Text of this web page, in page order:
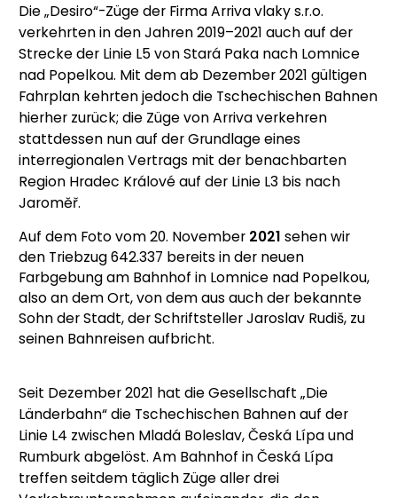
Die „Desiro“-Züge der Firma Arriva vlaky s.r.o.
verkehrten in den Jahren 2019–2021 auch auf der
Strecke der Linie L5 von Stará Paka nach Lomnice
nad Popelkou. Mit dem ab Dezember 2021 gültigen
Fahrplan kehrten jedoch die Tschechischen Bahnen
hierher zurück; die Züge von Arriva verkehren
stattdessen nun auf der Grundlage eines
interregionalen Vertrags mit der benachbarten
Region Hradec Králové auf der Linie L3 bis nach
Jaroměř.
Auf dem Foto vom 20. November 2021 sehen wir
den Triebzug 642.337 bereits in der neuen
Farbgebung am Bahnhof in Lomnice nad Popelkou,
also an dem Ort, von dem aus auch der bekannte
Sohn der Stadt, der Schriftsteller Jaroslav Rudiš, zu
seinen Bahnreisen aufbricht.
Seit Dezember 2021 hat die Gesellschaft „Die
Länderbahn“ die Tschechischen Bahnen auf der
Linie L4 zwischen Mladá Boleslav, Česká Lípa und
Rumburk abgelöst. Am Bahnhof in Česká Lípa
treffen seitdem täglich Züge aller drei